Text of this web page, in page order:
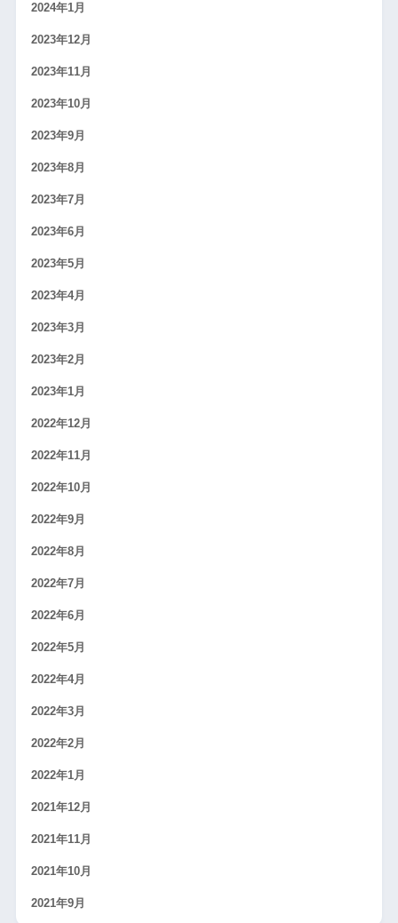
2024年1月
2023年12月
2023年11月
2023年10月
2023年9月
2023年8月
2023年7月
2023年6月
2023年5月
2023年4月
2023年3月
2023年2月
2023年1月
2022年12月
2022年11月
2022年10月
2022年9月
2022年8月
2022年7月
2022年6月
2022年5月
2022年4月
2022年3月
2022年2月
2022年1月
2021年12月
2021年11月
2021年10月
2021年9月